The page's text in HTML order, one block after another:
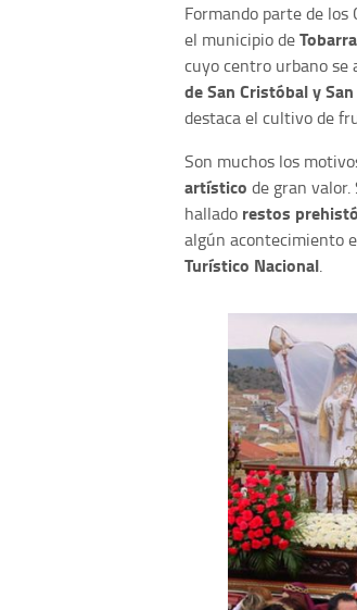
Formando parte de los
el municipio deTobarra
cuyo centro urbano se
de San Cristóbal y
destaca el cultivo de
Son muchos los
artístico de gran
hallado restos
algún acontecimiento
Turístico Nacional.